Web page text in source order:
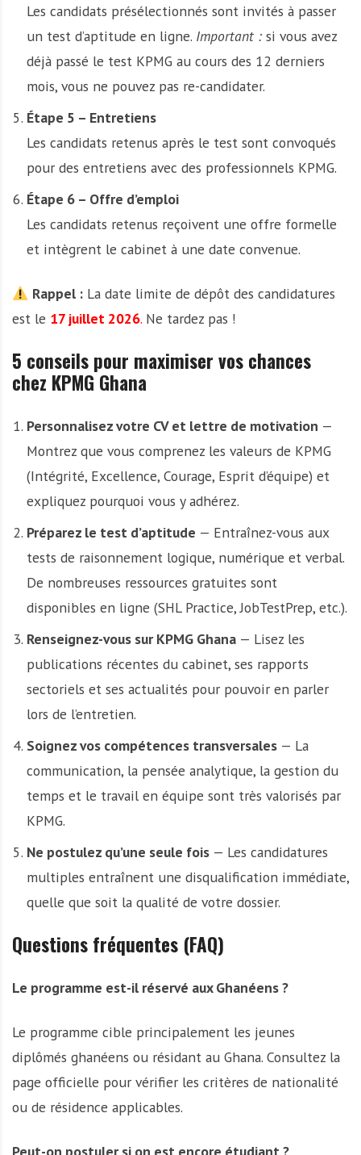
Les candidats présélectionnés sont invités à passer
un test d’aptitude en ligne. Important :si vous avez
déjà passé le test KPMG au cours des 12 derniers
mois, vous ne pouvez pas re-candidater.
Étape 5 – Entretiens
Les candidats retenus après le test sont convoqués
pour des entretiens avec des professionnels KPMG.
Étape 6 – Offre d’emploi
Les candidats retenus reçoivent une offre formelle
et intègrent le cabinet à une date convenue.
Rappel : La date limite de dépôt des candidatures
est le 17 juillet 2026. Ne tardez pas !
5 conseils pour maximiser vos chances
chez KPMG Ghana
Personnalisez votre CV et lettre de motivation —
Montrez que vous comprenez les valeurs de KPMG
(Intégrité, Excellence, Courage, Esprit d’équipe) et
expliquez pourquoi vous y adhérez.
Préparez le test d’aptitude — Entraînez-vous aux
tests de raisonnement logique, numérique et verbal.
De nombreuses ressources gratuites sont
disponibles en ligne (SHL Practice, JobTestPrep, etc.).
Renseignez-vous sur KPMG Ghana— Lisez les
publications récentes du cabinet, ses rapports
sectoriels et ses actualités pour pouvoir en parler
lors de l’entretien.
Soignez vos compétences transversales— La
communication, la pensée analytique, la gestion du
temps et le travail en équipe sont très valorisés par
KPMG.
Ne postulez qu’une seule fois— Les candidatures
multiples entraînent une disqualification immédiate,
quelle que soit la qualité de votre dossier.
Questions fréquentes (FAQ)
Le programme est-il réservé aux Ghanéens ?
Le programme cible principalement les jeunes
diplômés ghanéens ou résidant au Ghana. Consultez la
page officielle pour vérifier les critères de nationalité
ou de résidence applicables.
Peut-on postuler si on est encore étudiant ?